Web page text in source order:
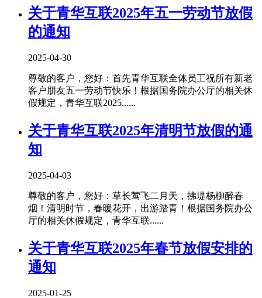
关于青华互联2025年五一劳动节放假
的通知
2025-04-30
尊敬的客户，您好：首先青华互联全体员工祝所有新老
客户朋友五一劳动节快乐！根据国务院办公厅的相关休
假规定，青华互联2025......
关于青华互联2025年清明节放假的通
知
2025-04-03
尊敬的客户，您好：草长莺飞二月天，拂堤杨柳醉春
烟！清明时节，春暖花开，出游踏青！根据国务院办公
厅的相关休假规定，青华互联......
关于青华互联2025年春节放假安排的
通知
2025-01-25